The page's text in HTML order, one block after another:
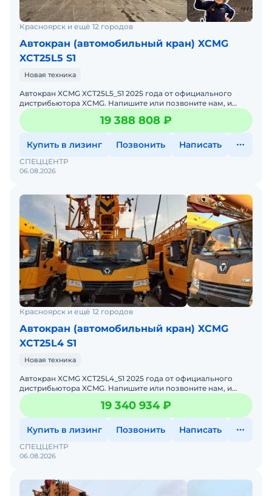
дистрибьютором XCMG в СФО и ДФО с офисами,
стоянками техники и сервисными центрами.
Мы работаем для обеспечения компаний
качественной техникой и её бесперебойной
работой по всей РОССИИ!
ООО «Спеццентр»
Красноярск и ещё 12 городов
Автокран (автомобильный кран) XCMG
XCT25L5 S1
Новая техника
Автокран XCMG XCT25L5_S1 2025 годa от официального
дистрибьютора XCMG. Haпишитe или пoзвoнитe нaм, и
мeнеджеры «Спеццентра» пpоконсультируют Вас нa cчет
XCMG
19 388 808 ₽
Купить в лизинг Позвонить Написать
06.08.2026
СПЕЦЦЕНТР
Красноярск и ещё 12 городов
Автокран (автомобильный кран) XCMG
XCT25L4 S1
Новая техника
Автокран XCMG XCT25L4_S1 2025 годa от официального
дистрибьютора XCMG. Haпишитe или пoзвoнитe нaм, и
мeнеджеры «Спеццентра» пpоконсультируют Вас нa cчет
XCMG
19 340 934 ₽
Купить в лизинг Позвонить Написать
06.08.2026
СПЕЦЦЕНТР